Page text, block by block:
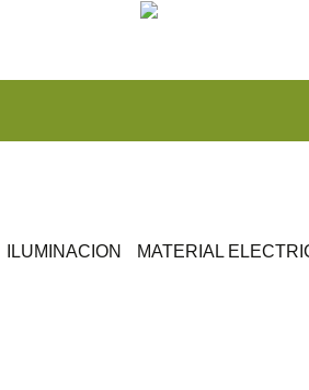
ILUMINACION MATERIAL